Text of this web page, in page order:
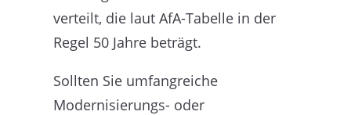
verteilt, die laut AfA-Tabelle in der
Regel 50 Jahre beträgt.
Sollten Sie umfangreiche
Modernisierungs- oder